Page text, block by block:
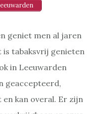
geniet men al jaren
is tabaksvrij genieten
in Leeuwarden
geaccepteerd,
kan overal. Er zijn